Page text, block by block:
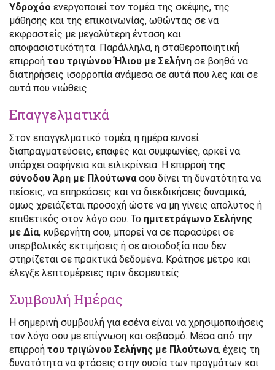
Υδροχόο ενεργοποιεί τον τομέα της σκέψης, της
μάθησης και της επικοινωνίας, ωθώντας σε να
εκφραστείς με μεγαλύτερη ένταση και
αποφασιστικότητα. Παράλληλα, η σταθεροποιητική
επιρροή του τριγώνου Ήλιου με Σελήνη σε βοηθά να
διατηρήσεις ισορροπία ανάμεσα σε αυτά που λες και σε
αυτά που νιώθεις.
Επαγγελματικά
Στον επαγγελματικό τομέα, η ημέρα ευνοεί
διαπραγματεύσεις, επαφές και συμφωνίες, αρκεί να
υπάρχει σαφήνεια και ειλικρίνεια. Η επιρροή της
σύνοδου Άρη με Πλούτωνασου δίνει τη δυνατότητα να
πείσεις, να επηρεάσεις και να διεκδικήσεις δυναμικά,
όμως χρειάζεται προσοχή ώστε να μη γίνεις απόλυτος ή
επιθετικός στον λόγο σου. Το ημιτετράγωνο Σελήνης
με Δία, κυβερνήτη σου, μπορεί να σε παρασύρει σε
υπερβολικές εκτιμήσεις ή σε αισιοδοξία που δεν
στηρίζεται σε πρακτικά δεδομένα. Κράτησε μέτρο και
έλεγξε λεπτομέρειες πριν δεσμευτείς.
Συμβουλή Ημέρας
Η σημερινή συμβουλή για εσένα είναι να χρησιμοποιήσεις
τον λόγο σου με επίγνωση και σεβασμό. Μέσα από την
επιρροή του τριγώνου Σελήνης με Πλούτωνα, έχεις τη
δυνατότητα να φτάσεις στην ουσία των πραγμάτων και